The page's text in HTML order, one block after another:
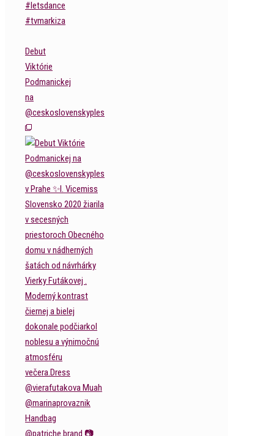
Debut
Viktórie
Podmanickej
na
@ceskoslovenskyples